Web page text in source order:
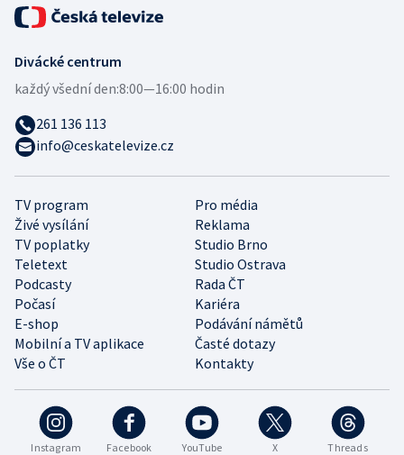
Instagram Facebook YouTube X Threads
TV program
Pro média
Živé vysílání
Reklama
TV poplatky
Studio Brno
Teletext
Studio Ostrava
Podcasty
Rada ČT
Počasí
Kariéra
E-shop
Podávání námětů
Mobilní a TV aplikace
Časté dotazy
Vše o ČT
Kontakty
Divácké centrum
každý všední den:8:00—16:00 hodin
261 136 113
info@ceskatelevize.cz